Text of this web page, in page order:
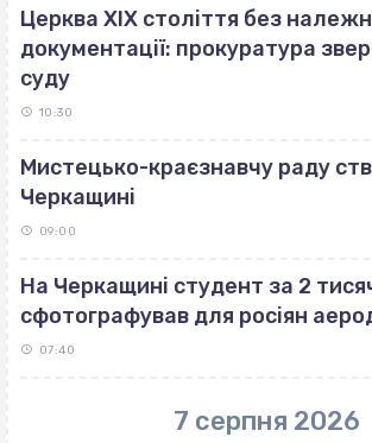
Церква ХІХ століття без
документації: прокуратура
суду
10:30
Мистецько-краєзнавчу раду
Черкащині
09:00
На Черкащині студент за 2
сфотографував для росіян
07:40
7 серпня 2026